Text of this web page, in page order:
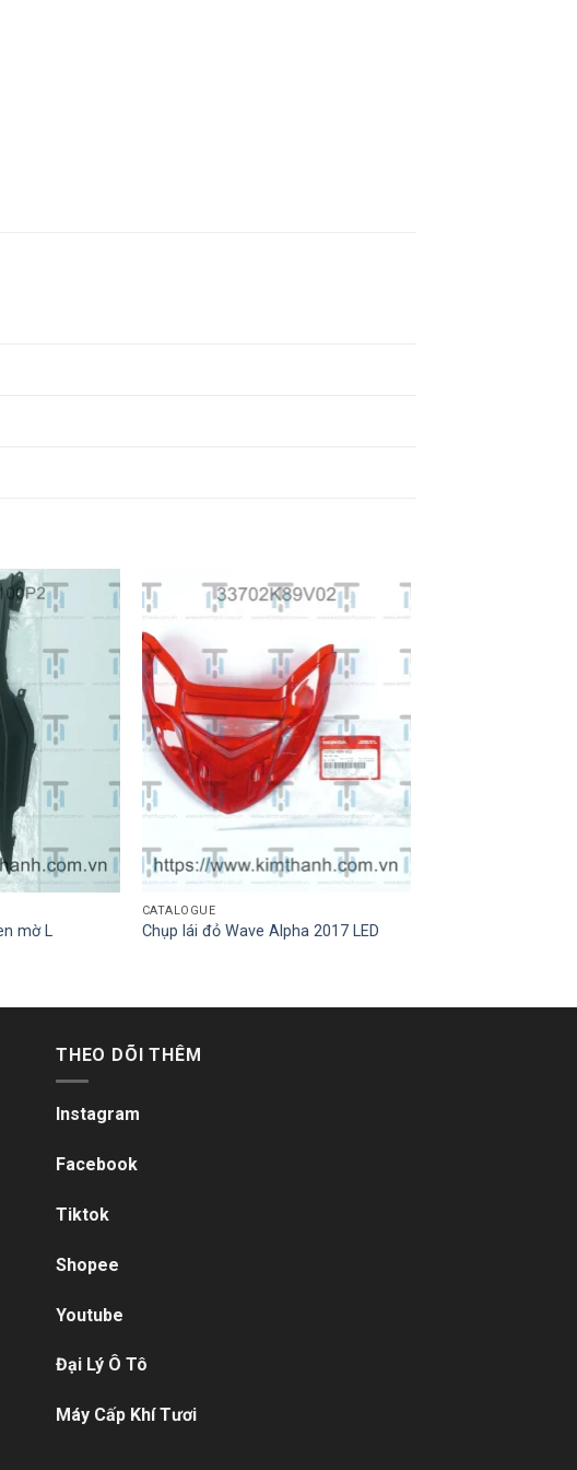
mờ L
CATALOGUE
Chụp lái đỏ Wave Alpha 2017 LED
THEO DÕI THÊM
Instagram
Facebook
Tiktok
Shopee
Youtube
Đại Lý Ô Tô
Máy Cấp Khí Tươi